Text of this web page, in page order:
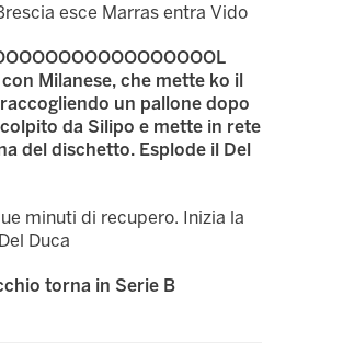
esce Marras entra Vido
con Milanese, che mette ko il
un pallone dopo
da Silipo e mette in rete
del dischetto. Esplode il Del
minuti di recupero. Inizia la
Duca
torna in Serie B